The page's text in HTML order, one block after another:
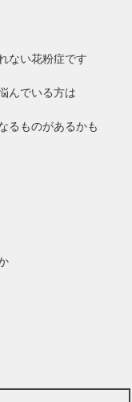
ない花粉症です
んでいる方は
るものがあるかも